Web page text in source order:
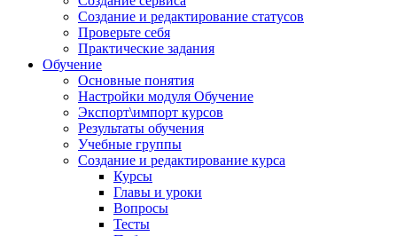
Создание и редактирование статусов
Проверьте себя
Практические задания
Обучение
Основные понятия
Настройки модуля Обучение
Экспорт\импорт курсов
Результаты обучения
Учебные группы
Создание и редактирование курса
Курсы
Главы и уроки
Вопросы
Тесты